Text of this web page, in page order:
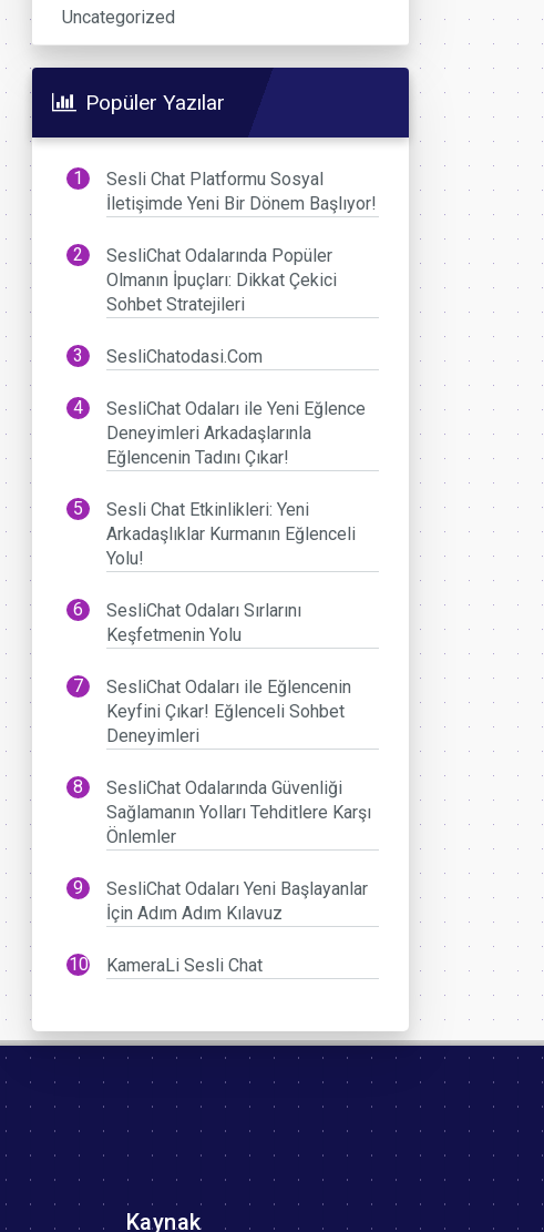
Uncategorized
Popüler Yazılar
Sesli Chat Platformu Sosyal
İletişimde Yeni Bir Dönem Başlıyor!
SesliChat Odalarında Popüler
Olmanın İpuçları: Dikkat Çekici
Sohbet Stratejileri
SesliChatodasi.Com
SesliChat Odaları ile Yeni Eğlence
Deneyimleri Arkadaşlarınla
Eğlencenin Tadını Çıkar!
Sesli Chat Etkinlikleri: Yeni
Arkadaşlıklar Kurmanın Eğlenceli
Yolu!
SesliChat Odaları Sırlarını
Keşfetmenin Yolu
SesliChat Odaları ile Eğlencenin
Keyfini Çıkar! Eğlenceli Sohbet
Deneyimleri
SesliChat Odalarında Güvenliği
Sağlamanın Yolları Tehditlere Karşı
Önlemler
SesliChat Odaları Yeni Başlayanlar
İçin Adım Adım Kılavuz
KameraLi Sesli Chat
Kaynak